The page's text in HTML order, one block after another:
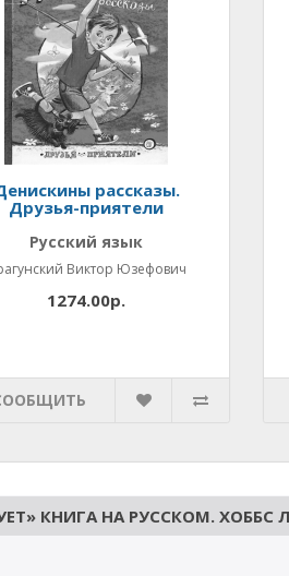
рассказы.
Друзья-приятели
Русский язык
Виктор Юзефович
1274.00р.
КНИГА НА РУССКОМ. ХОББС